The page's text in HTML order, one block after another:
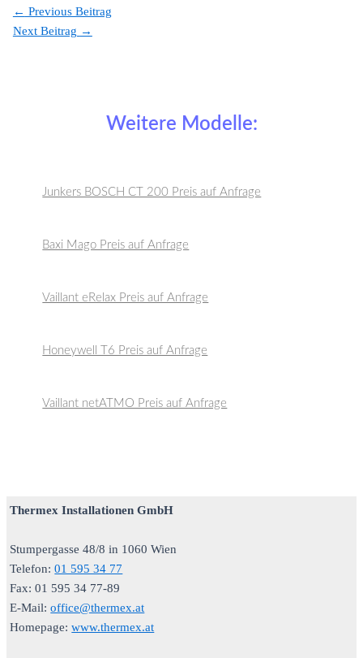
← Previous Beitrag
Next Beitrag →
Weitere Modelle:
Junkers BOSCH CT 200 Preis auf Anfrage
Baxi Mago Preis auf Anfrage
Vaillant eRelax Preis auf Anfrage
Honeywell T6 Preis auf Anfrage
Vaillant netATMO Preis auf Anfrage
Thermex Installationen GmbH
Stumpergasse 48/8 in 1060 Wien
Telefon:01 595 34 77
Fax: 01 595 34 77-89
E-Mail:office@thermex.at
Homepage:www.thermex.at